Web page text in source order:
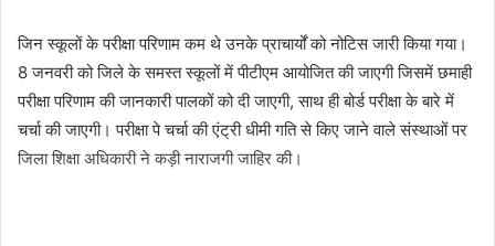
जिन स्कूलों के परीक्षा परिणाम कम थे उनके प्राचार्यों को नोटिस जारी किया गया।
8 जनवरी को जिले के समस्त स्कूलों में पीटीएम आयोजित की जाएगी जिसमें छमाही
परीक्षा परिणाम की जानकारी पालकों को दी जाएगी, साथ ही बोर्ड परीक्षा के बारे में
चर्चा की जाएगी। परीक्षा पे चर्चा की एंट्री धीमी गति से किए जाने वाले संस्थाओं पर
जिला शिक्षा अधिकारी ने कड़ी नाराजगी जाहिर की।